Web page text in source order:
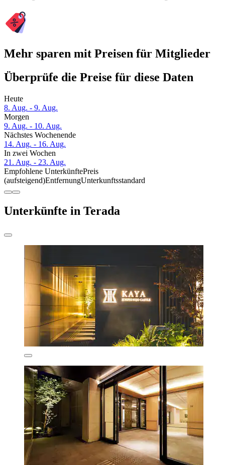
Mehr sparen mit Preisen für Mitglieder
Überprüfe die Preise für diese Daten
Heute
8. Aug. - 9. Aug.
Morgen
9. Aug. - 10. Aug.
Nächstes Wochenende
14. Aug. - 16. Aug.
In zwei Wochen
21. Aug. - 23. Aug.
Empfohlene UnterkünftePreis
(aufsteigend)EntfernungUnterkunftsstandard
Unterkünfte in Terada